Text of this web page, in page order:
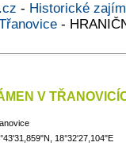
- Historické
-
V
18°32'27,104"E